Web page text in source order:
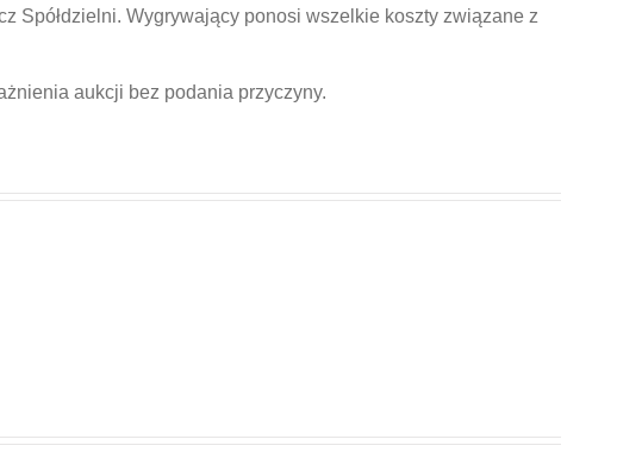
Spółdzielni. Wygrywający ponosi wszelkie koszty związane z
aukcji bez podania przyczyny.